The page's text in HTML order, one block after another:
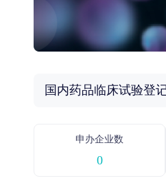
国内药品临床试验登
申办企业数
0